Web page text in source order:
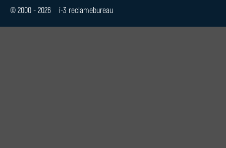
0544 370209of06 51288 156
info@i-3.nl
© 2000 - 2026 i-3 reclamebureau